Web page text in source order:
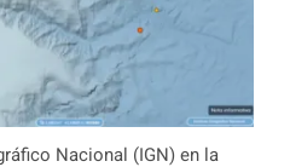
Nacional (IGN) en la